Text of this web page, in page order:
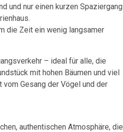
und nur einen kurzen Spaziergang
die Zeit ein wenig langsamer
– ideal für alle, die
mit hohen Bäumen und viel
Gesang der Vögel und der
authentischen Atmosphäre, die